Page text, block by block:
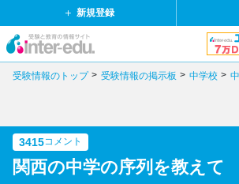
新規登録
受験情報のトップ 受験情報の掲示板 中学校
3415コメント
関西の中学の序列を教えて